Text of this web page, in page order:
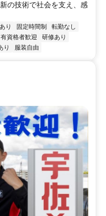
の技術で社会を支え、感
り 固定時間制
転勤なし
有資格者歓迎
研修あり
り 服装自由